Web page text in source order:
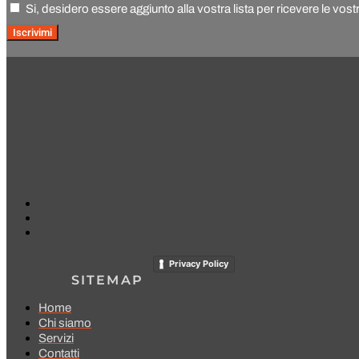
Si, desidero essere aggiunto alla vostra lista per ricevere le
Iscrivimi
Privacy Policy
SITEMAP
Home
Chi siamo
Servizi
Contatti